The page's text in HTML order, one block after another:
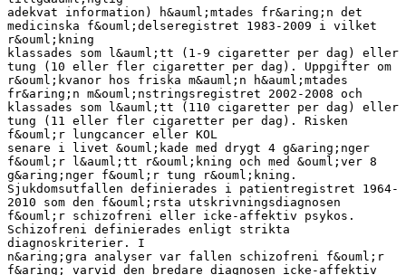
adekvat information) h&auml;mtades fr&aring;n det
medicinska f&ouml;delseregistret 1983-2009 i vilket
r&ouml;kning
klassades som l&auml;tt (1-9 cigaretter per dag) eller
tung (10 eller fler cigaretter per dag). Uppgifter om
r&ouml;kvanor hos friska m&auml;n h&auml;mtades
fr&aring;n m&ouml;nstringsregistret 2002-2008 och
klassades som l&auml;tt (110 cigaretter per dag) eller
tung (11 eller fler cigaretter per dag). Risken
f&ouml;r lungcancer eller KOL
senare i livet &ouml;kade med drygt 4 g&aring;nger
f&ouml;r l&auml;tt r&ouml;kning och med &ouml;ver 8
g&aring;nger f&ouml;r tung r&ouml;kning.
Sjukdomsutfallen definierades i patientregistret 1964-
2010 som den f&ouml;rsta utskrivningsdiagnosen
f&ouml;r schizofreni eller icke-affektiv psykos.
Schizofreni definierades enligt strikta
diagnoskriterier. I
n&aring;gra analyser var fallen schizofreni f&ouml;r
f&aring; varvid den bredare diagnosen icke-affektiv